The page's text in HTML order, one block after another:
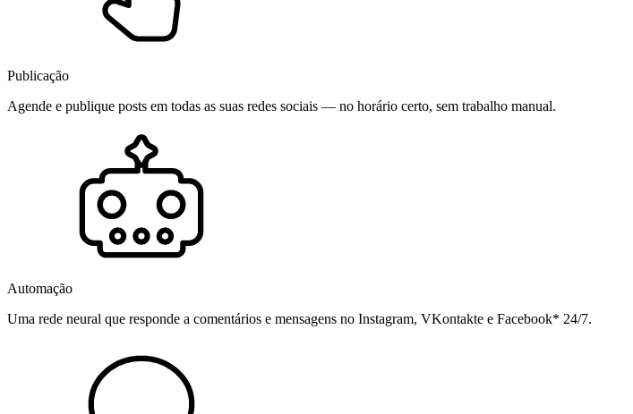
Publicação
Agende e publique posts em todas as suas redes sociais — no horário certo, sem trabalho manual.
Automação
Uma rede neural que responde a comentários e mensagens no Instagram, VKontakte e Facebook* 24/7.